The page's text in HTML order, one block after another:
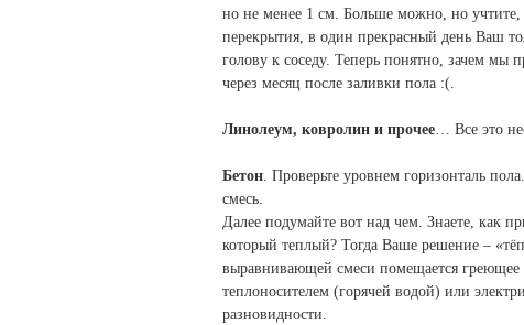
но не менее 1 см. Больше можно, но учтите,
перекрытия, в один прекрасный день Ваш
голову к соседу. Теперь понятно, зачем мы
через месяц после заливки пола :(.
Линолеум, ковролин и прочее … Все это
Бетон . Проверьте уровнем горизонталь
смесь.
Далее подумайте вот над чем. Знаете, как
который теплый? Тогда Ваше решение –
выравнивающей смеси помещается греющее
теплоносителем (горячей водой) или
разновидности.